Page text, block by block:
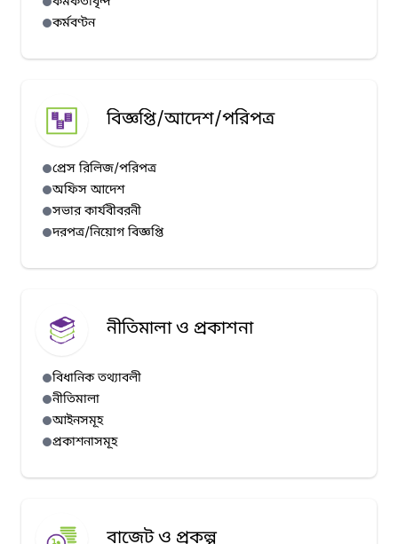
কর্মবণ্টন
বিজ্ঞপ্তি/আদেশ/পরিপত্র
প্রেস রিলিজ/পরিপত্র
অফিস আদেশ
সভার কার্যবীবরনী
দরপত্র/নিয়োগ বিজ্ঞপ্তি
নীতিমালা ও প্রকাশনা
বিধানিক তথ্যাবলী
নীতিমালা
আইনসমূহ
প্রকাশনাসমূহ
বাজেট ও প্রকল্প